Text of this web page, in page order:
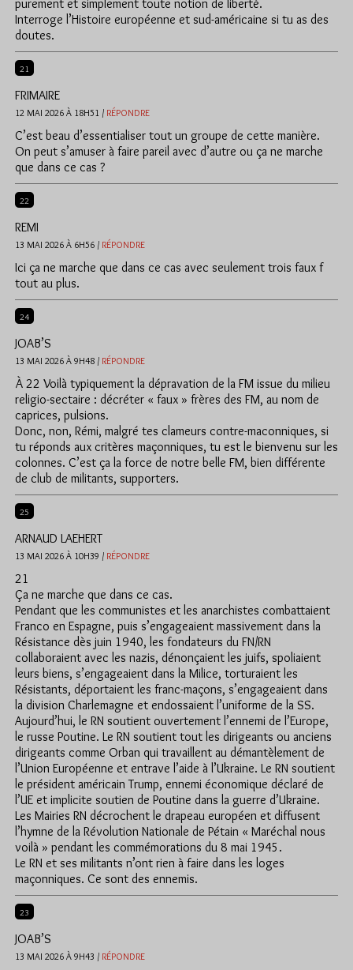
purement et simplement toute notion de liberté.
Interroge l’Histoire européenne et sud-américaine si tu as des
doutes.
21
FRIMAIRE
12 MAI 2026 À 18H51 / RÉPONDRE
C’est beau d’essentialiser tout un groupe de cette manière.
On peut s’amuser à faire pareil avec d’autre ou ça ne marche
que dans ce cas ?
22
REMI
13 MAI 2026 À 6H56 / RÉPONDRE
Ici ça ne marche que dans ce cas avec seulement trois faux f
tout au plus.
24
JOAB’S
13 MAI 2026 À 9H48 / RÉPONDRE
À 22 Voilà typiquement la dépravation de la FM issue du milieu
religio-sectaire : décréter « faux » frères des FM, au nom de
caprices, pulsions.
Donc, non, Rémi, malgré tes clameurs contre-maconniques, si
tu réponds aux critères maçonniques, tu est le bienvenu sur les
colonnes. C’est ça la force de notre belle FM, bien différente
de club de militants, supporters.
25
ARNAUD LAEHERT
13 MAI 2026 À 10H39 / RÉPONDRE
21
Ça ne marche que dans ce cas.
Pendant que les communistes et les anarchistes combattaient
Franco en Espagne, puis s’engageaient massivement dans la
Résistance dès juin 1940, les fondateurs du FN/RN
collaboraient avec les nazis, dénonçaient les juifs, spoliaient
leurs biens, s’engageaient dans la Milice, torturaient les
Résistants, déportaient les franc-maçons, s’engageaient dans
la division Charlemagne et endossaient l’uniforme de la SS.
Aujourd’hui, le RN soutient ouvertement l’ennemi de l’Europe,
le russe Poutine. Le RN soutient tout les dirigeants ou anciens
dirigeants comme Orban qui travaillent au démantèlement de
l’Union Européenne et entrave l’aide à l’Ukraine. Le RN soutient
le président américain Trump, ennemi économique déclaré de
l’UE et implicite soutien de Poutine dans la guerre d’Ukraine.
Les Mairies RN décrochent le drapeau européen et diffusent
l’hymne de la Révolution Nationale de Pétain « Maréchal nous
voilà » pendant les commémorations du 8 mai 1945.
Le RN et ses militants n’ont rien à faire dans les loges
maçonniques. Ce sont des ennemis.
23
JOAB’S
13 MAI 2026 À 9H43 / RÉPONDRE